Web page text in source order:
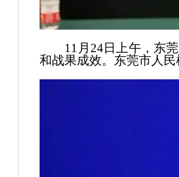
11月24日上午，东莞
和战果成效。东莞市人